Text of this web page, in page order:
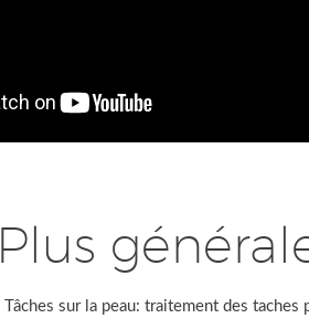
Plus
Tâches sur la peau: traitement des